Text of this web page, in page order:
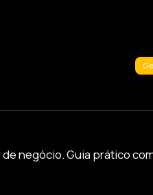
negócio. Guia prático